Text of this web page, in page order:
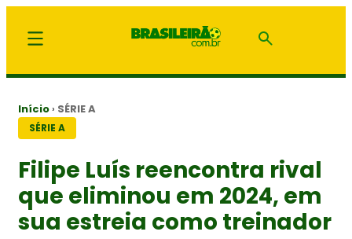
Início › SÉRIE A
SÉRIE A
Filipe Luís reencontra rival
que eliminou em 2024, em
sua estreia como treinador